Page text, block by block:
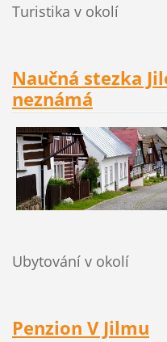
Turistika v okolí
Naučná stezka
neznámá
Ubytování v okolí
Penzion V Jilmu